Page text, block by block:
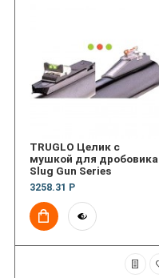
TRUGLO Целик с
мушкой для дробовика
Slug Gun Series
3258.31 Р